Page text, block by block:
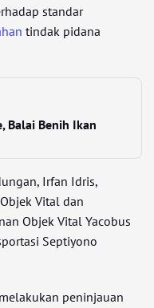
standar
tindak pidana
Balai Benih Ikan
Irfan Idris,
Vital dan
Objek Vital Yacobus
Septiyono
peninjauan